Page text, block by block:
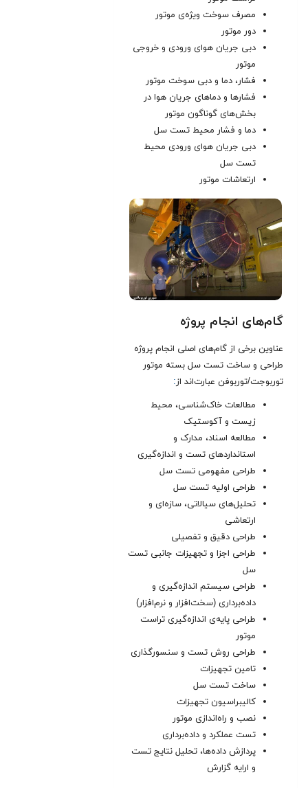
مصرف سوخت ویژه‌ی موتور
دور موتور
دبی جریان هوای ورودی و خروجی
موتور
فشار، دما و دبی سوخت موتور
فشارها و دماهای جریان هوا در
بخش‌های گوناگون موتور
دما و فشار محیط تست سل
دبی جریان هوای ورودی محیط
تست سل
ارتعاشات موتور
گام‌های انجام پروژه
عناوین برخی از گام‌های اصلی انجام پروژه
طراحی و ساخت تست سل بسته موتور
توربوجت/توربوفن عبارت‌اند از:
مطالعات خاک‌شناسی، محیط
زیست و آکوستیک
مطالعه اسناد، مدارک و
استانداردهای تست و اندازه‌گیری
طراحی مفهومی تست سل
طراحی اولیه تست سل
تحلیل‌های سیالاتی، سازه‌ای و
ارتعاشی
طراحی دقیق و تفصیلی
طراحی اجزا و تجهیزات جانبی تست
سل
طراحی سیستم اندازه‌گیری و
داده‌برداری (سخت‌افزار و نرم‌افزار)
طراحی پایه‌ی اندازه‌گیری تراست
موتور
طراحی روش تست و سنسورگذاری
تامین تجهیزات
ساخت تست سل
کالیبراسیون تجهیزات
نصب و راه‌اندازی موتور
تست عملکرد و داده‌برداری
پردازش داده‌ها، تحلیل نتایج تست
و ارایه گزارش